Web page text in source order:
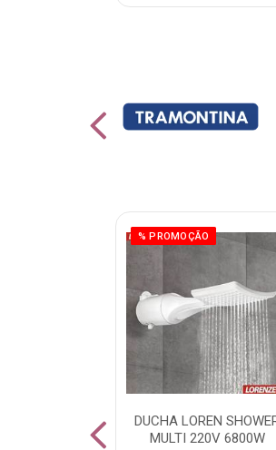
% PROMOÇÃO
DUCHA LOREN
MULTI 220V 6800W